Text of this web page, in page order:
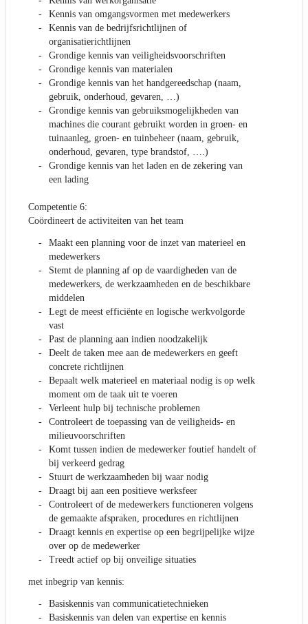
Kennis van omgangsvormen met medewerkers
Kennis van de bedrijfsrichtlijnen of
organisatierichtlijnen
Grondige kennis van veiligheidsvoorschriften
Grondige kennis van materialen
Grondige kennis van het handgereedschap (naam,
gebruik, onderhoud, gevaren, …)
Grondige kennis van gebruiksmogelijkheden van
machines die courant gebruikt worden in groen- en
tuinaanleg, groen- en tuinbeheer (naam, gebruik,
onderhoud, gevaren, type brandstof, ….)
Grondige kennis van het laden en de zekering van
een lading
Competentie 6:
Coördineert de activiteiten van het team
Maakt een planning voor de inzet van materieel en
medewerkers
Stemt de planning af op de vaardigheden van de
medewerkers, de werkzaamheden en de beschikbare
middelen
Legt de meest efficiënte en logische werkvolgorde
vast
Past de planning aan indien noodzakelijk
Deelt de taken mee aan de medewerkers en geeft
concrete richtlijnen
Bepaalt welk materieel en materiaal nodig is op welk
moment om de taak uit te voeren
Verleent hulp bij technische problemen
Controleert de toepassing van de veiligheids- en
milieuvoorschriften
Komt tussen indien de medewerker foutief handelt of
bij verkeerd gedrag
Stuurt de werkzaamheden bij waar nodig
Draagt bij aan een positieve werksfeer
Controleert of de medewerkers functioneren volgens
de gemaakte afspraken, procedures en richtlijnen
Draagt kennis en expertise op een begrijpelijke wijze
over op de medewerker
Treedt actief op bij onveilige situaties
met inbegrip van kennis:
Basiskennis van communicatietechnieken
Basiskennis van delen van expertise en kennis